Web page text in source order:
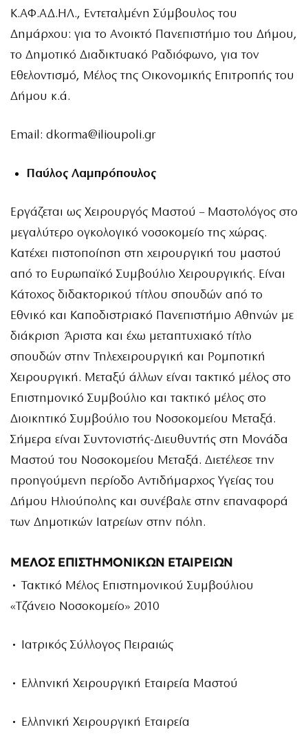
Κ.ΑΦ.ΑΔ.ΗΛ., Εντεταλμένη Σύμβουλος του
Δημάρχου: για το Ανοικτό Πανεπιστήμιο του Δήμου,
το Δημοτικό Διαδικτυακό Ραδιόφωνο, για τον
Εθελοντισμό, Μέλος της Οικονομικής Επιτροπής του
Δήμου κ.ά.
Email: dkorma@ilioupoli.gr
Παύλος Λαμπρόπουλος
Εργάζεται ως Χειρουργός Μαστού – Μαστολόγος στο
μεγαλύτερο ογκολογικό νοσοκομείο της χώρας.
Κατέχει πιστοποίηση στη χειρουργική του μαστού
από το Ευρωπαϊκό Συμβούλιο Χειρουργικής. Είναι
Κάτοχος διδακτορικού τίτλου σπουδών από το
Εθνικό και Καποδιστριακό Πανεπιστήμιο Αθηνών με
διάκριση Άριστα και έχω μεταπτυχιακό τίτλο
σπουδών στην Τηλεχειρουργική και Ρομποτική
Χειρουργική. Μεταξύ άλλων είναι τακτικό μέλος στο
Επιστημονικό Συμβούλιο και τακτικό μέλος στο
Διοικητικό Συμβούλιο του Νοσοκομείου Μεταξά.
Σήμερα είναι Συντονιστής-Διευθυντής στη Μονάδα
Μαστού του Νοσοκομείου Μεταξά. Διετέλεσε την
προηγούμενη περίοδο Αντιδήμαρχος Υγείας του
Δήμου Ηλιούπολης και συνέβαλε στην επαναφορά
των Δημοτικών Ιατρείων στην πόλη.
ΜΕΛΟΣ ΕΠΙΣΤΗΜΟΝΙΚΩΝ ΕΤΑΙΡΕΙΩΝ
• Τακτικό Μέλος Επιστημονικού Συμβούλιου
«Τζάνειο Νοσοκομείο» 2010
• Ιατρικός Σύλλογος Πειραιώς
• Ελληνική Χειρουργική Εταιρεία Μαστού
• Ελληνική Χειρουργική Εταιρεία